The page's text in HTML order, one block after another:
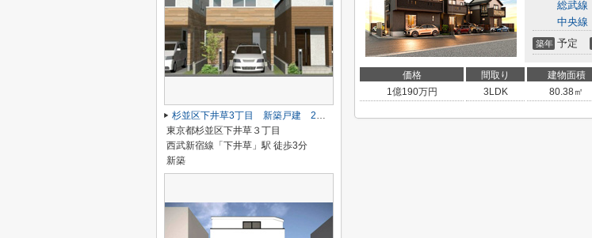
総武線
中央線
築年 予定
価格 間取り 建物面積
1億190万円 3LDK 80.38㎡
杉並区下井草3丁目 新築戸建 2号棟 9800万円
東京都杉並区下井草３丁目
西武新宿線「下井草」駅 徒歩3分
新築